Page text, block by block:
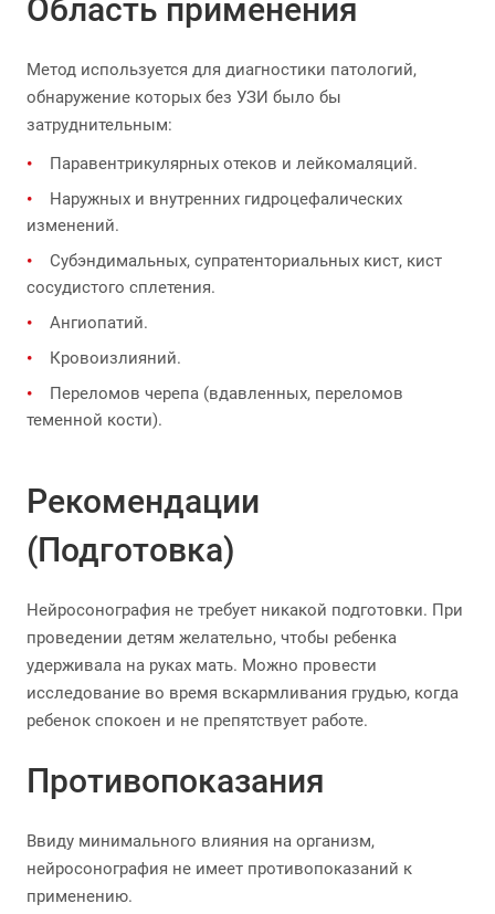
Область применения
Метод используется для диагностики патологий,
обнаружение которых без УЗИ было бы
затруднительным:
Паравентрикулярных отеков и лейкомаляций.
Наружных и внутренних гидроцефалических
изменений.
Субэндимальных, супратенториальных кист, кист
сосудистого сплетения.
Ангиопатий.
Кровоизлияний.
Переломов черепа (вдавленных, переломов
теменной кости).
Рекомендации
(Подготовка)
Нейросонография не требует никакой подготовки. При
проведении детям желательно, чтобы ребенка
удерживала на руках мать. Можно провести
исследование во время вскармливания грудью, когда
ребенок спокоен и не препятствует работе.
Противопоказания
Ввиду минимального влияния на организм,
нейросонография не имеет противопоказаний к
применению.